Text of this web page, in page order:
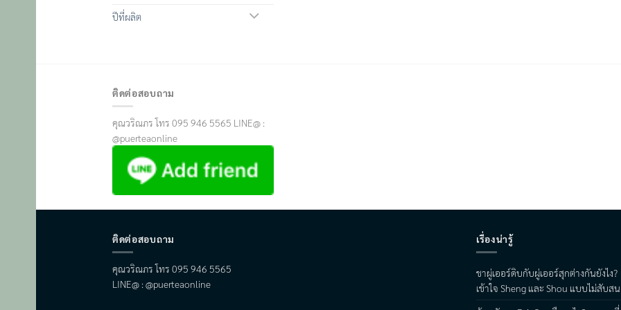
ปีที่ผลิต
ติดต่อสอบถาม
คุณวริณภร โทร 095 946 5565 LINE@ :
@puerteaonline
ติดต่อสอบถาม
คุณวริณภร โทร 095 946 5565
LINE@ : @puerteaonline
เรื่องน่ารู้
ชาผู่เออร์ดิบกับผู่เออร์สุกต่างกันยังไง?
เข้าใจ Sheng และ Shou แบบไม่สับสน